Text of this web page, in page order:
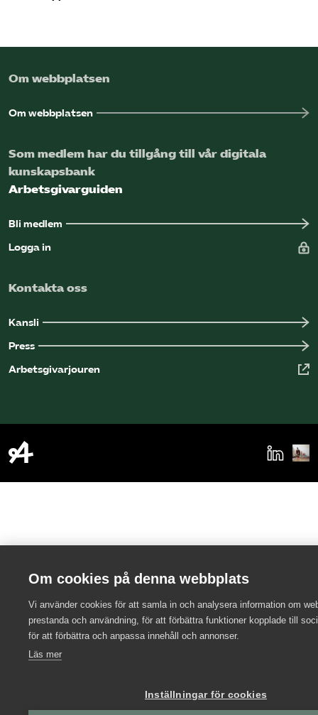
Om webbplatsen
Om webbplatsen
Som medlem har du tillgång till vår digitala
kunskapsbank
Arbetsgivarguiden
Bli medlem
Logga in
Kontakta oss
Kansli
Press
Arbetsgivarjouren
Om cookies på denna webbplats
Vi använder cookies för att samla in och analysera information om
prestanda och användning, för att förbättra funktioner kopplade till
för att förbättra och anpassa innehåll och annonser.
Läs mer
Inställningar för cookies